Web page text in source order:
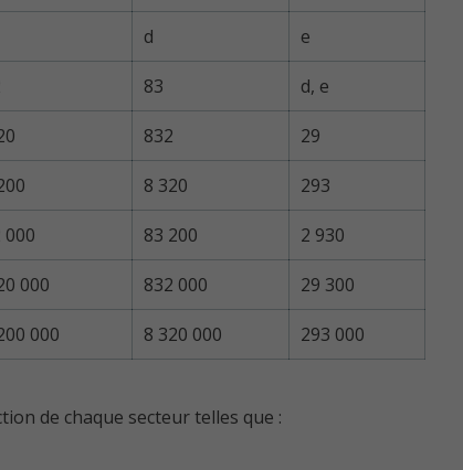
d e
83 d, e
832 29
8 320 293
000 83 200 2 930
000 832 000 29 300
000 8 320 000 293 000
de chaque secteur telles que :